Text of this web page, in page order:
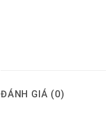
ĐÁNH GIÁ (0)